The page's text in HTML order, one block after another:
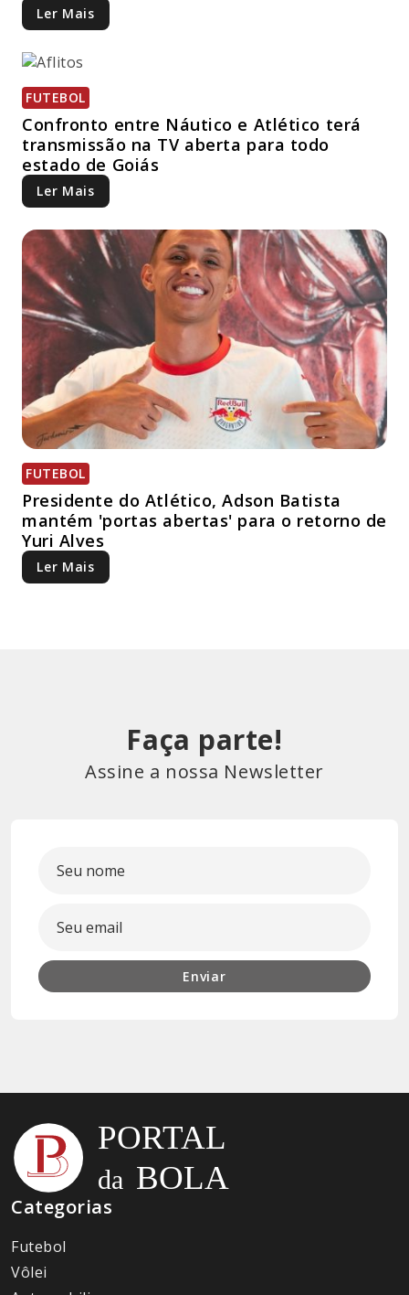
Ler Mais
FUTEBOL
Confronto entre Náutico e Atlético terá
transmissão na TV aberta para todo
estado de Goiás
Ler Mais
FUTEBOL
Presidente do Atlético, Adson Batista
mantém 'portas abertas' para o retorno de
Yuri Alves
Ler Mais
Faça parte!
Assine a nossa Newsletter
Enviar
Categorias
Futebol
Vôlei